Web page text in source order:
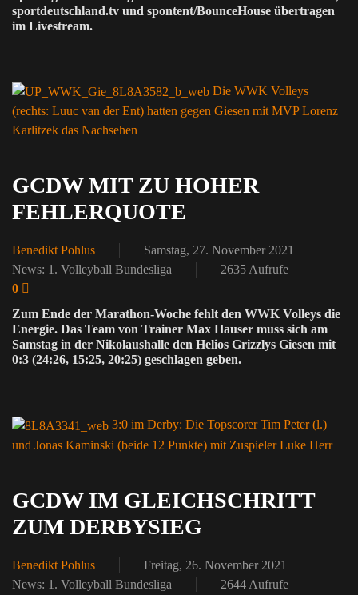
sportdeutschland.tv und spontent/BounceHouse übertragen
im Livestream.
Die WWK Volleys
(rechts: Luuc van der Ent) hatten gegen Giesen mit MVP Lorenz
Karlitzek das Nachsehen
GCDW MIT ZU HOHER
FEHLERQUOTE
Benedikt Pohlus
Samstag, 27. November 2021
News: 1. Volleyball Bundesliga
2635 Aufrufe
0
Zum Ende der Marathon-Woche fehlt den WWK Volleys die
Energie. Das Team von Trainer Max Hauser muss sich am
Samstag in der Nikolaushalle den Helios Grizzlys Giesen mit
0:3 (24:26, 15:25, 20:25) geschlagen geben.
3:0 im Derby: Die Topscorer Tim Peter (l.)
und Jonas Kaminski (beide 12 Punkte) mit Zuspieler Luke Herr
GCDW IM GLEICHSCHRITT
ZUM DERBYSIEG
Benedikt Pohlus
Freitag, 26. November 2021
News: 1. Volleyball Bundesliga
2644 Aufrufe